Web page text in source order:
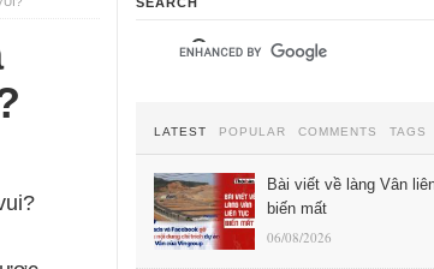
LATEST POPULAR COMMENTS TAGS
Bài viết về làng Vân
biến mất
06/08/2026